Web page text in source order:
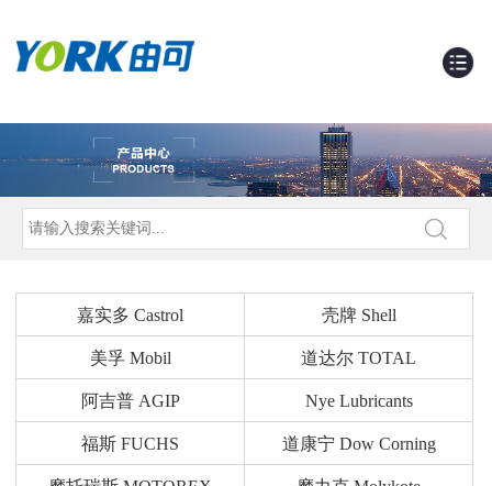
嘉实多 Castrol 壳牌 Shell
美孚 Mobil 道达尔 TOTAL
阿吉普 AGIP Nye Lubricants
福斯 FUCHS 道康宁 Dow Corning